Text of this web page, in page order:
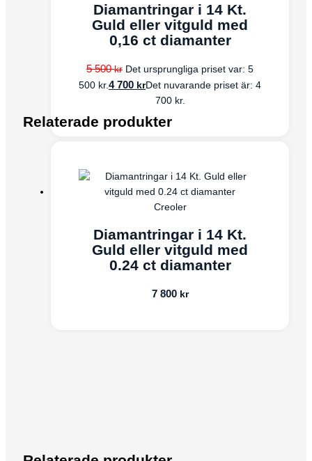
Diamantringar i 14 Kt.
Guld eller vitguld med
0,16 ct diamanter
5 500kr Det ursprungliga priset var: 5
500 kr. 4 700 krDet nuvarande priset är: 4
700 kr.
Relaterade produkter
Creoler
Diamantringar i 14 Kt.
Guld eller vitguld med
0.24 ct diamanter
7 800 kr